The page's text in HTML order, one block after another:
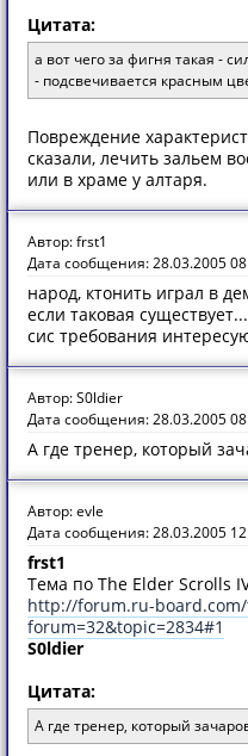
Цитата:
а вот чего за фигня такая -
- подсвечивается красным
Повреждение
сказали, лечить зальем
или в храме у алтаря.
Автор: frst1
Дата сообщения: 28.03.2005
народ, ктонить играл в
если таковая существует...
сис требования
Автор: S0ldier
Дата сообщения: 28.03.2005
А где тренер, который
Автор: evle
Дата сообщения: 28.03.2005
frst1
Тема по The Elder Scrolls
http://forum.ru-board.com/
forum=32&topic=2834#1
S0ldier
Цитата:
А где тренер, который